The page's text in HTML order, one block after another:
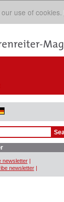
use of cookies.
newsletter |
newsletter |